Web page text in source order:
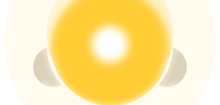
抽獎衝榜 · 贏33,333 USDT
USDT 新手理財 10% APR
USDT活期理財、無鎖定期